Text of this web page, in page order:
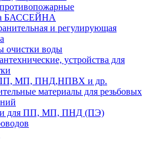
БАССЕЙНА
и регулирующая
очистки воды
устройства для
МП, ПНД,НПВХ и др.
материалы для резьбовых
для ПП, МП, ПНД (ПЭ)